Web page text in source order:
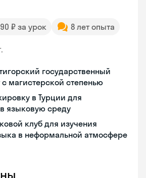
₽ за урок 8 лет опыта
государственный
с магистерской степенью
в Турции для
языковую среду
клуб для изучения
в неформальной атмосфере